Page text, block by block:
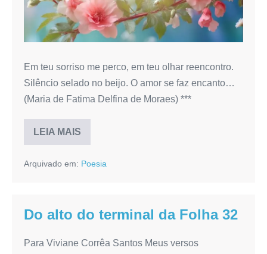
Em teu sorriso me perco, em teu olhar reencontro.
Silêncio selado no beijo. O amor se faz encanto…
(Maria de Fatima Delfina de Moraes) ***
LEIA MAIS
ENCANTO
Arquivado em: Poesia
Do alto do terminal da Folha 32
Para Viviane Corrêa Santos Meus versos